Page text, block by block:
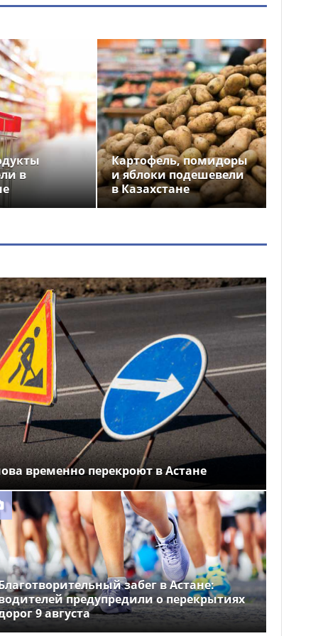
в
Картофель, помидоры
и яблоки подешевели
в Казахстане
временно перекроют в Астане
забег в Астане:
предупредили о перекрытиях
9 августа